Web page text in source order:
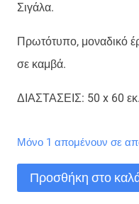
Σιγάλα.
Πρωτότυπο, μοναδικό
σε καμβά.
ΔΙΑΣΤΑΣΕΙΣ: 50 x 60 εκ.
Μόνο 1 απομένουν σε
ΟΝΕΙΡΟΚΟΣΜΟΣ
ποσότητα
Προσθήκη στο